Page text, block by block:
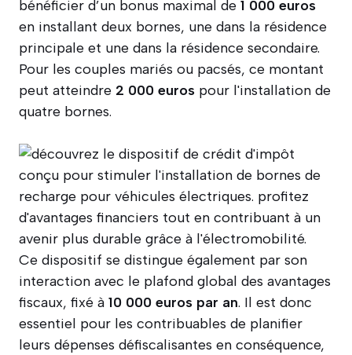
bénéficier d’un bonus maximal de 1 000 euros
en installant deux bornes, une dans la résidence
principale et une dans la résidence secondaire.
Pour les couples mariés ou pacsés, ce montant
peut atteindre 2 000 euros pour l'installation de
quatre bornes.
Ce dispositif se distingue également par son
interaction avec le plafond global des avantages
fiscaux, fixé à 10 000 euros par an. Il est donc
essentiel pour les contribuables de planifier
leurs dépenses défiscalisantes en conséquence,